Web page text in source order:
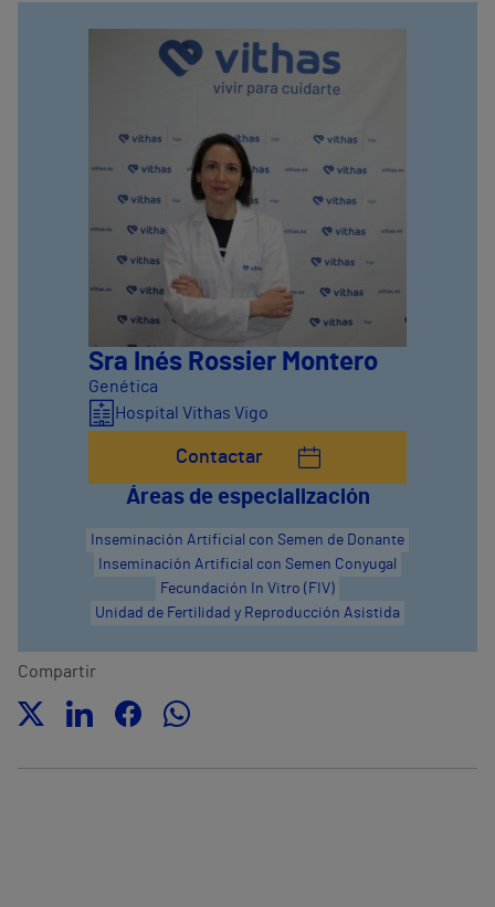
Sra Inés Rossier Montero
Genética
Hospital Vithas Vigo
Contactar
Áreas de especialización
Unidad de Fertilidad y Reproducción Asistida
Fecundación In Vitro (FIV)
Inseminación Artificial con Semen Conyugal
Inseminación Artificial con Semen de Donante
Compartir